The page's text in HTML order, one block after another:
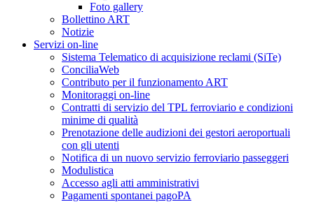
Foto gallery
Bollettino ART
Notizie
Servizi on-line
Sistema Telematico di acquisizione reclami (SiTe)
ConciliaWeb
Contributo per il funzionamento ART
Monitoraggi on-line
Contratti di servizio del TPL ferroviario e condizioni
minime di qualità
Prenotazione delle audizioni dei gestori aeroportuali
con gli utenti
Notifica di un nuovo servizio ferroviario passeggeri
Modulistica
Accesso agli atti amministrativi
Pagamenti spontanei pagoPA